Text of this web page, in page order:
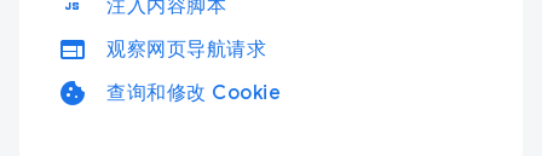
javascript 注入内容脚本
web 观察网页导航请求
cookie 查询和修改 Cookie